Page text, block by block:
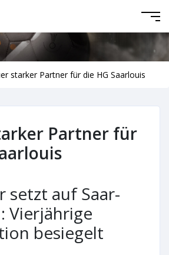
starker Partner für die HG Saarlouis
Partner für
setzt auf Saar-
Vierjährige
besiegelt